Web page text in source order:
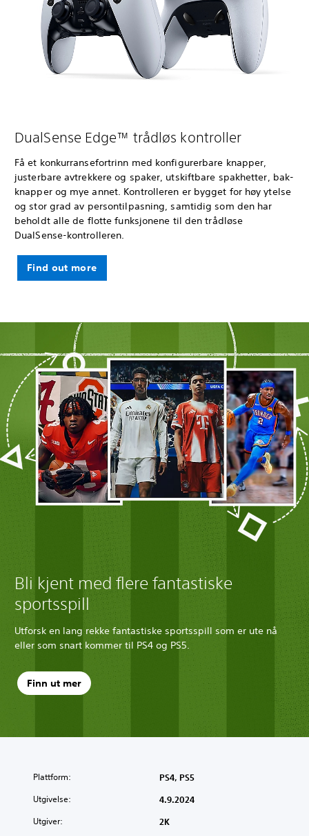
DualSense Edge™ trådløs kontroller
Få et konkurransefortrinn med konfigurerbare knapper,
justerbare avtrekkere og spaker, utskiftbare spakhetter, bak-
knapper og mye annet. Kontrolleren er bygget for høy ytelse
og stor grad av persontilpasning, samtidig som den har
beholdt alle de flotte funksjonene til den trådløse
DualSense-kontrolleren.
Find out more
Bli kjent med flere fantastiske
sportsspill
Utforsk en lang rekke fantastiske sportsspill som er ute nå
eller som snart kommer til PS4 og PS5.
Finn ut mer
Plattform: PS4, PS5
Utgivelse: 4.9.2024
Utgiver: 2K